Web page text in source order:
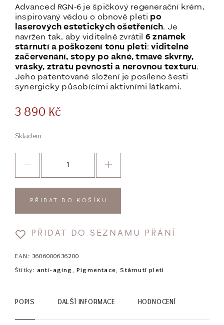
Advanced RGN-6 je špičkový regenerační krém,
inspirovaný vědou o obnově pleti po
laserových estetických ošetřeních. Je
navržen tak, aby viditelně zvrátil 6 známek
stárnutí a poškození tónu pleti:viditelné
začervenání, stopy po akné, tmavé skvrny,
vrásky, ztrátu pevnosti a nerovnou texturu.
Jeho patentované složení je posíleno šesti
synergicky působícími aktivními látkami.
3 890 Kč
Skladem
PŘIDAT DO KOŠÍKU
PŘIDAT DO SEZNAMU PŘÁNÍ
EAN: 3606000636200
Štítky: anti-aging ,Pigmentace,Stárnutí pleti
POPIS DALŠÍ INFORMACE HODNOCENÍ